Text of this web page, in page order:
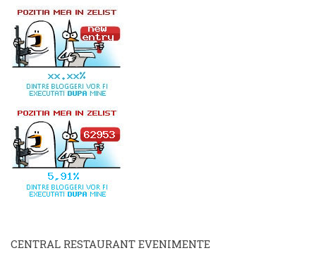
CENTRAL RESTAURANT EVENIMENTE